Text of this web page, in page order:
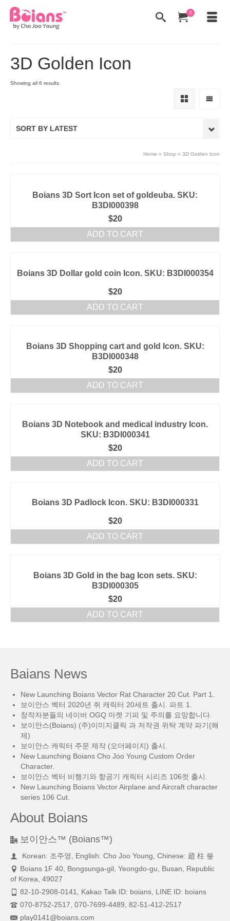
0
3D Golden Icon
Showing all 6 results
SORT BY LATEST
Home » Shop » 3D Golden Icon
Boians 3D Sort Icon set of goldeuba. SKU:
B3DI000398
$20
ADD TO CART
Boians 3D Dollar gold coin Icon. SKU: B3DI000354
$20
ADD TO CART
Boians 3D Shopping cart and gold Icon. SKU:
B3DI000348
$20
ADD TO CART
Boians 3D Notebook and medical industry Icon.
SKU: B3DI000341
$20
ADD TO CART
Boians 3D Padlock Icon. SKU: B3DI000331
$20
ADD TO CART
Boians 3D Gold in the bag Icon sets. SKU:
B3DI000305
$20
ADD TO CART
Baians News
New Launching Boians Vector Rat Character 20 Cut. Part 1.
보이안스 벡터 2020년 쥐 캐릭터 20세트 출시. 파트 1.
창작자분들의 네이버 OGQ 마켓 기피 및 주의를 요망합니다.
보이안스(Boians) (주)이미지클릭 과 저작권 위탁 계약 파기(해
제)
보이안스 캐릭터 주문 제작 (오더페이지) 출시.
New Launching Boians Cho Joo Young Custom Order
Character.
보이안스 벡터 비행기와 항공기 캐릭터 시리즈 106컷 출시.
New Launching Boians Vector Airplane and Aircraft character
series 106 Cut.
About Boians
보이안스™ (Boians™)
Korean: 조주영, English: Cho Joo Young, Chinese: 趙 柱 瑩
Boians 1F 40, Bongsunga-gil, Yeongdo-gu, Busan, Republic
of Korea, 49027
82-10-2908-0141, Kakao Talk ID: boians, LINE ID: boians
070-8752-2517, 070-7699-4489, 82-51-412-2517
play0141@boians.com